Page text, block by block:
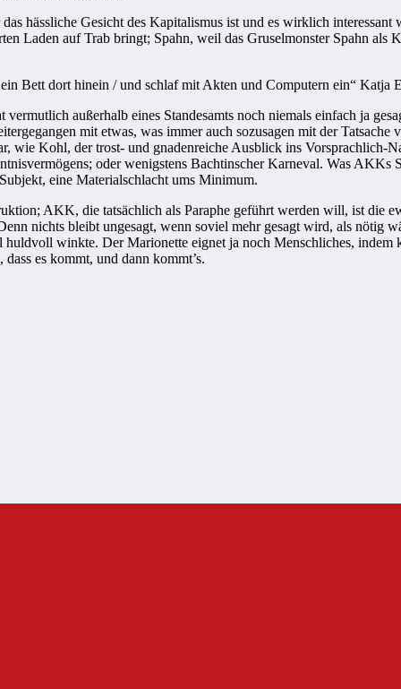
hässliche Gesicht des Kapitalismus ist und es wirklich
Laden auf Trab bringt; Spahn, weil das Gruselmonster Spahn
Bett dort hinein / und schlaf mit Akten und Computern ein“ Katja
außerhalb eines Standesamts noch niemals einfach ja
mit etwas, was immer auch sozusagen mit der
wie Kohl, der trost- und gnadenreiche Ausblick ins Vorsprachlich-
oder wenigstens Bachtinscher Karneval. Was
eine Materialschlacht ums Minimum.
AKK, die tatsächlich als Paraphe geführt werden will, ist die
nichts bleibt ungesagt, wenn soviel mehr gesagt wird, als nötig
huldvoll winkte. Der Marionette eignet ja noch Menschliches,
es kommt, und dann kommt’s.